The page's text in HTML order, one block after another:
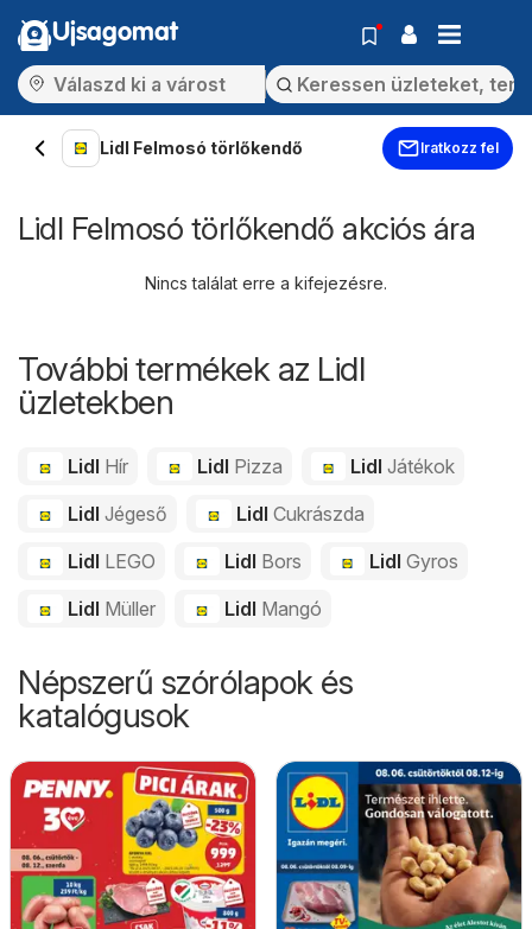
Ujsagomat
Lidl Felmosó törlőkendő Iratkozz fel
Lidl Felmosó törlőkendő akciós ára
Nincs találat erre a kifejezésre.
További termékek az Lidl
üzletekben
Lidl Hír Lidl Pizza LidlJátékok
Lidl Jégeső Lidl Cukrászda
Lidl LEGO Lidl Bors LidlGyros
Lidl Müller Lidl Mangó
Népszerű szórólapok és
katalógusok